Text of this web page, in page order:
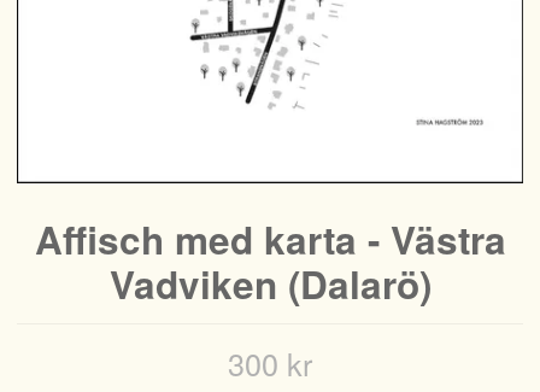
Affisch med karta - Västra
Vadviken (Dalarö)
300 kr